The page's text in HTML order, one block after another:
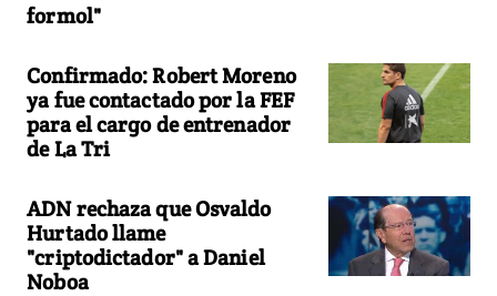
formol"
Confirmado: Robert Moreno
ya fue contactado por la FEF
para el cargo de entrenador
de La Tri
ADN rechaza que Osvaldo
Hurtado llame
"criptodictador" a Daniel
Noboa